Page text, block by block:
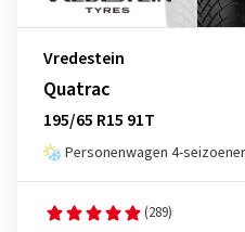
Vredestein
Quatrac
195/65 R15 91T
Personenwagen 4-
(289)